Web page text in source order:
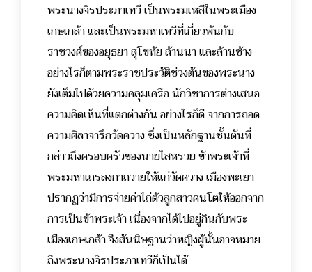
พระนางจิรประภาเทวี เป็นพระมเหสีในพระเมือง
เกษเกล้า และเป็นพระมหาเทวีที่เกี่ยวพันกับ
ราชวงศ์ของอยุธยา สุโขทัย ล้านนา และล้านช้าง
อย่างไรก็ตามพระราชประวัติช่วงต้นของพระนาง
ยังเต็มไปด้วยความคลุมเครือ นักวิชาการต่างเสนอ
ความคิดเห็นที่แตกต่างกัน อย่างไรก็ดี จากการถอด
ความศิลาจารึกวัดควาง ซึ่งเป็นหลักฐานชั้นต้นที่
กล่าวถึงครอบครัวของนายไสหรวย ข้าพระเจ้าที่
พระมหาเถรลงกาถวายให้แก่วัดควาง เมืองพะเยา
ปรากฏว่ามีการจ่ายค่าไถ่ตัวลูกสาวคนโตให้ออกจาก
การเป็นข้าพระเจ้า เนื่องจากได้ไปอยู่กินกับพระ
เมืองเกษเกล้า จึงสันนิษฐานว่าหญิงผู้นั้นอาจหมาย
ถึงพระนางจิรประภาเทวีก็เป็นได้